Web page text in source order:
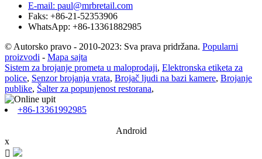
E-mail: paul@mrbretail.com
Faks: +86-21-52353906
WhatsApp: +86-13361882985
© Autorsko pravo - 2010-2023: Sva prava pridržana. Popularni
proizvodi - Mapa sajta
Sistem za brojanje prometa u maloprodaji, Elektronska etiketa za
police, Senzor brojanja vrata, Brojač ljudi na bazi kamere, Brojanje
publike, Šalter za popunjenost restorana,
+86-13361992985
Android
x
